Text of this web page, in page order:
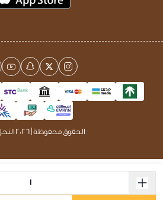
الحقوق محفوظة | 2026